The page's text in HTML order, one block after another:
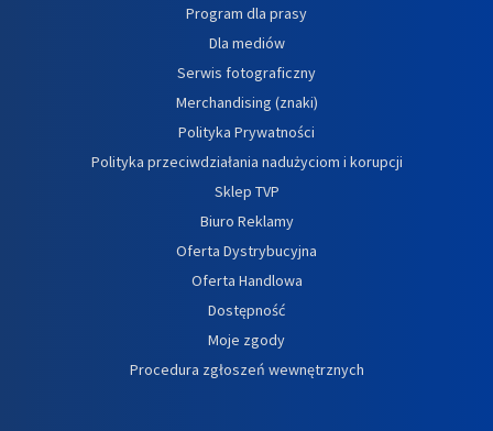
Program dla prasy
Dla mediów
Serwis fotograficzny
Merchandising (znaki)
Polityka Prywatności
Polityka przeciwdziałania nadużyciom i korupcji
Sklep TVP
Biuro Reklamy
Oferta Dystrybucyjna
Oferta Handlowa
Dostępność
Moje zgody
Procedura zgłoszeń wewnętrznych